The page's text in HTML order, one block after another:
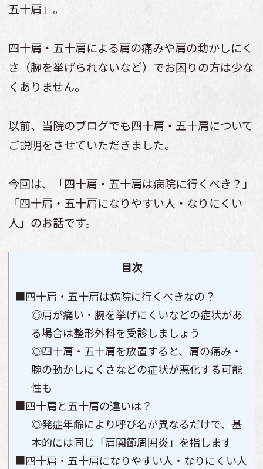
五十肩」。
四十肩・五十肩による肩の痛みや肩の動かしにく
さ（腕を挙げられないなど）でお困りの方は少な
くありません。
以前、当院のブログでも四十肩・五十肩について
ご説明をさせていただきました。
今回は、「四十肩・五十肩は病院に行くべき？」
「四十肩・五十肩になりやすい人・なりにくい
人」のお話です。
目次
■四十肩・五十肩は病院に行くべきなの？
◎肩が痛い・腕を挙げにくいなどの症状があ
る場合は整形外科を受診しましょう
◎四十肩・五十肩を放置すると、肩の痛み・
腕の動かしにくさなどの症状が悪化する可能
性も
■四十肩と五十肩の違いは？
◎発症年齢により呼び名が異なるだけで、基
本的には同じ「肩関節周囲炎」を指します
■四十肩・五十肩になりやすい人・なりにくい人